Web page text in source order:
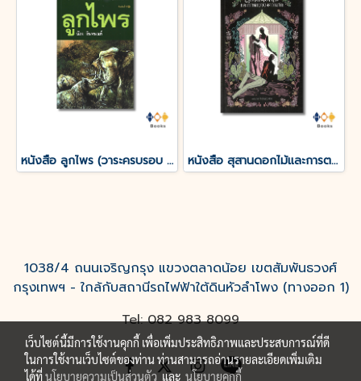
หนังสือ ลูกไพร (วาระครบรอบ 120 ปีชาตกาลมาลัย ชูพินิจ) หนังสือ สุสานดอกไม้และการตายของความรัก
1038/4 ถนนเจริญกรุง แขวงตลาดน้อย เขตสัมพันธวงศ์
กรุงเทพฯ - ใกล้กับสถานีรถไฟฟ้าใต้ดินหัวลำโพง (ทางออก 1)
Tel: 082 983 8099
เว็บไซต์นี้มีการใช้งานคุกกี้ เพื่อเพิ่มประสิทธิภาพและประสบการณ์ที่ดี
ในการใช้งานเว็บไซต์ของท่าน ท่านสามารถอ่านรายละเอียดเพิ่มเติม
ได้ที่นโยบายความเป็นส่วนตัวและ นโยบายคุกกี้